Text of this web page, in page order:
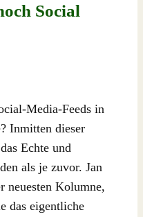
Social
Media-Feeds in
Inmitten dieser
Echte und
als je zuvor. Jan
neuesten Kolumne,
das eigentliche